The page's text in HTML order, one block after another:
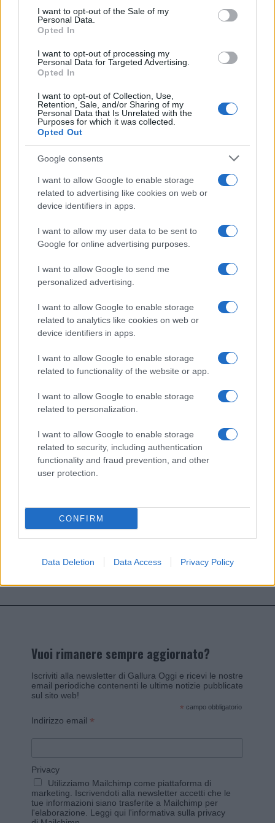
consent section.
I want to opt-out of the Sale of my
Personal Data.
Opted In
I want to opt-out of processing my
Personal Data for Targeted Advertising.
Opted In
I want to opt-out of Collection, Use,
Retention, Sale, and/or Sharing of my
Personal Data that Is Unrelated with the
Purposes for which it was collected.
Opted Out
Google consents
I want to allow Google to enable storage
related to advertising like cookies on web or
device identifiers in apps.
I want to allow my user data to be sent to
Google for online advertising purposes.
I want to allow Google to send me
personalized advertising.
I want to allow Google to enable storage
related to analytics like cookies on web or
device identifiers in apps.
I want to allow Google to enable storage
related to functionality of the website or app.
I want to allow Google to enable storage
related to personalization.
I want to allow Google to enable storage
related to security, including authentication
functionality and fraud prevention, and other
user protection.
CONFIRM
Data Deletion Data Access Privacy Policy
NECROLOGIE
Paolo Pinna
I nostri cari
I nostri cari
I nostri cari
Giovannimaria Cabras
Vuoi rimanere sempre aggiornato?
Iscriviti alla newsletter di Gallura Oggi e ricevi le nostre
email periodiche contenenti le ultime notizie pubblicate
sul sito web!
* campo obbligatorio
Indirizzo email *
Privacy
Utilizziamo Mailchimp come piattaforma di
marketing. Iscrivendoti alla newsletter accetti che le
tue informazioni siano trasferite a Mailchimp per
l'elaborazione. Leggi qui l'informativa sulla privacy